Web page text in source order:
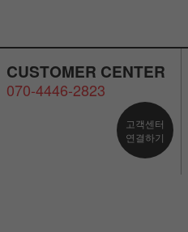
CUSTOMER CENTER
070-4446-2823
고객센터
연결하기